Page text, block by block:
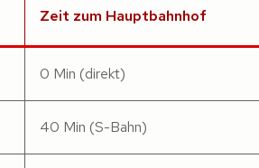
Zeit zum Hauptbahnhof
0 Min (direkt)
40 Min (S-Bahn)